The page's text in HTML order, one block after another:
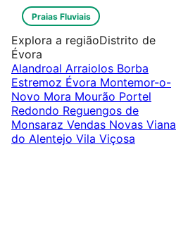
Praias Fluviais
Explora a regiãoDistrito de
Évora
Alandroal Arraiolos Borba
Estremoz Évora Montemor-o-
Novo Mora Mourão Portel
Redondo Reguengos de
Monsaraz Vendas Novas Viana
do Alentejo Vila Viçosa